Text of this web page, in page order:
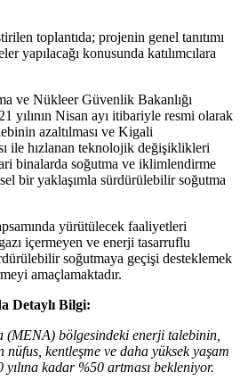
toplantıda; projenin genel tanıtımı
yapılacağı konusunda katılımcılara
ve Nükleer Güvenlik Bakanlığı
yılının Nisan ayı itibariyle resmi olarak
azaltılması ve Kigali
ile hızlanan teknolojik değişiklikleri
binalarda soğutma ve iklimlendirme
bir yaklaşımla sürdürülebilir soğutma
yürütülecek faaliyetleri
içermeyen ve enerji tasarruflu
soğutmaya geçişi desteklemek
amaçlamaktadır.
Detaylı Bilgi:
bölgesindeki enerji talebinin,
kentleşme ve daha yüksek yaşam
kadar %50 artması bekleniyor.